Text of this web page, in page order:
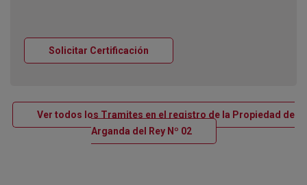
Solicitar Certificación
Ver todos los Tramites en el registro de la Propiedad de
Arganda del Rey Nº 02Ventana nueva